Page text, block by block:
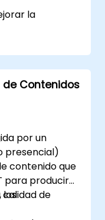
la
rutinarias
la gestión de
de Contenidos
por un
presencial)
contenido que
para producir
de
los